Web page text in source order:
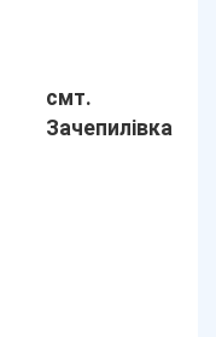
смт.
Зачепилівка